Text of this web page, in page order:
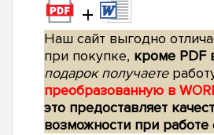
+
Наш сайт выгодно
при покупке, кроме PDF
подарок получаете
преобразованную в
это предоставляет
возможности при